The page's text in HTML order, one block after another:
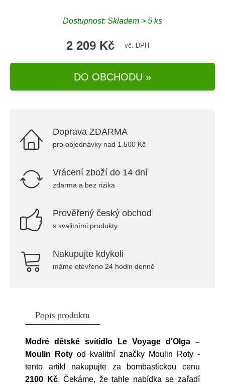
Dostupnost: Skladem > 5 ks
2 209 Kč vč. DPH
DO OBCHODU »
Doprava ZDARMA
pro objednávky nad 1.500 Kč
Vrácení zboží do 14 dní
zdarma a bez rizika
Prověřený český obchod
s kvalitními produkty
Nakupujte kdykoli
máme otevřeno 24 hodin denně
Popis produktu
Modré dětské svítidlo Le Voyage d'Olga –
Moulin Roty od kvalitní značky Moulin Roty-
tento artikl nakupujte za bombastickou cenu
2100 Kč. Čekáme, že tahle nabídka se zařadí